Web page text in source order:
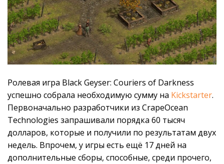
Ролевая игра Black Geyser: Couriers of Darkness
успешно собрала необходимую сумму на Kickstarter.
Первоначально разработчики из CrapeOcean
Technologies запрашивали порядка 60 тысяч
долларов, которые и получили по результатам двух
недель. Впрочем, у игры есть ещё 17 дней на
дополнительные сборы, способные, среди прочего,